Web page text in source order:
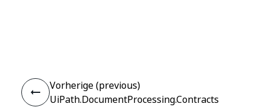
Vorherige (previous)
UiPath.DocumentProcessing.Contracts